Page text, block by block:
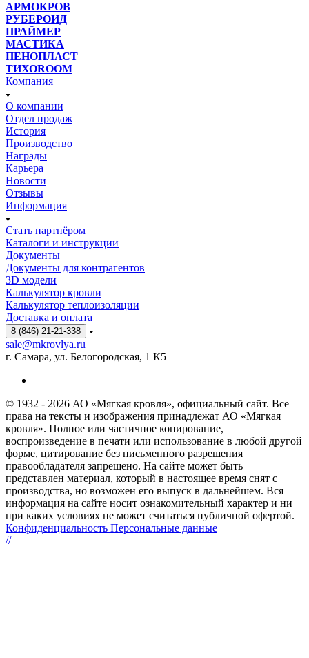
АРМОКРОВ
РУБЕРОИД
ПРАЙМЕР
МАСТИКА
ПЕНОПЛАСТ
ТИХОROOM
Компания
О компании
Отдел продаж
История
Производство
Награды
Карьера
Новости
Отзывы
Информация
Стать партнёром
Каталоги и инструкции
Документы
Документы для контрагентов
3D модели
Калькулятор кровли
Калькулятор теплоизоляции
Доставка и оплата
8 (846) 21-21-338
sale@mkrovlya.ru
г. Самара, ул. Белогородская, 1 К5
© 1932 - 2026 АО «Мягкая кровля», официальный сайт. Все
права на тексты и изображения принадлежат АО «Мягкая
кровля». Полное или частичное копирование,
воспроизведение в печати или использование в любой другой
форме, цитирование без письменного разрешения
правообладателя запрещено. На сайте может быть
представлен материал, который в настоящее время снят с
производства, но возможен его выпуск в дальнейшем. Вся
информация на сайте носит ознакомительный характер и ни
при каких условиях не может считаться публичной офертой.
Конфиденциальность Персональные данные
//